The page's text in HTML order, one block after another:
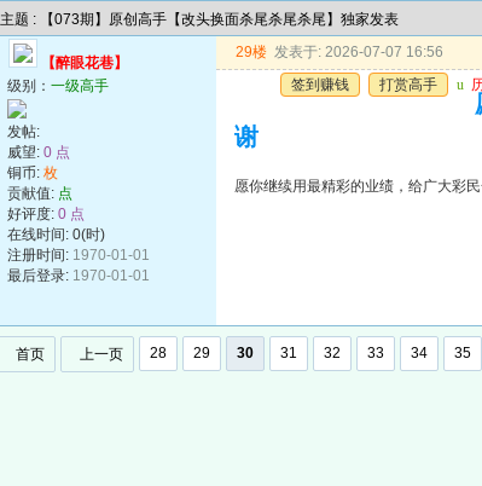
主题 : 【073期】原创高手【改头换面杀尾杀尾杀尾】独家发表
【醉眼花巷】
级别： 一级高手
发帖:
威望: 0 点
铜币: 枚
贡献值: 点
好评度: 0 点
在线时间: 0(时)
注册时间: 1970-01-01
最后登录: 1970-01-01
29楼 发表于: 2026-07-07 16:56
签到赚钱
打赏高手 u
谢
愿你继续用最精彩的业绩，给广大彩
首页 上一页 28 29 30 31 32 33 34 35